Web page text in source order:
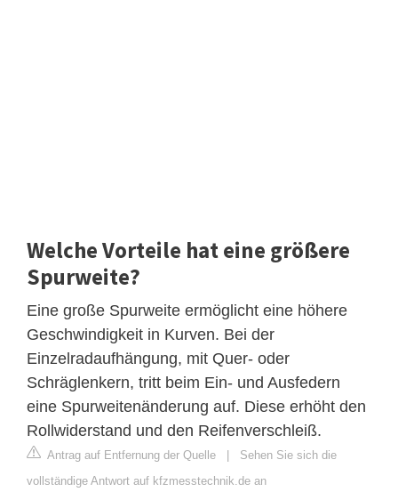
Welche Vorteile hat eine größere
Spurweite?
Eine große Spurweite ermöglicht eine höhere
Geschwindigkeit in Kurven. Bei der
Einzelradaufhängung, mit Quer- oder
Schräglenkern, tritt beim Ein- und Ausfedern
eine Spurweitenänderung auf. Diese erhöht den
Rollwiderstand und den Reifenverschleiß.
Antrag auf Entfernung der Quelle | Sehen Sie sich die
vollständige Antwort auf kfzmesstechnik.de an